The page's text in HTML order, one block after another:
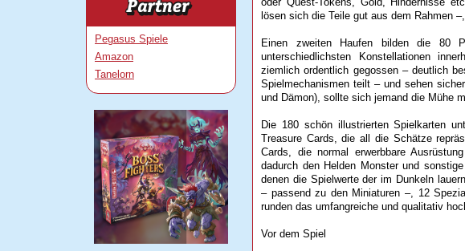
Pegasus Spiele
Amazon
Tanelorn
lösen sich die Teile gut aus dem Rahmen
Einen zweiten Haufen bilden die 80
unterschiedlichsten Konstellationen
ziemlich ordentlich gegossen – deutlich
Spielmechanismen teilt – und sehen
und Dämon), sollte sich jemand die Mühe
Die 180 schön illustrierten Spielkarten
Treasure Cards, die all die Schätze
Cards, die normal erwerbbare
dadurch den Helden Monster und
denen die Spielwerte der im Dunkeln
– passend zu den Miniaturen –, 12
runden das umfangreiche und qualitativ
Vor dem Spiel